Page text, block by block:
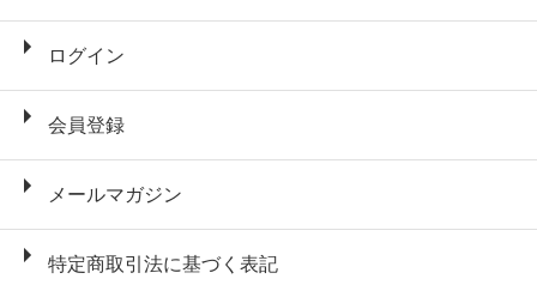
ログイン
会員登録
メールマガジン
特定商取引法に基づく表記